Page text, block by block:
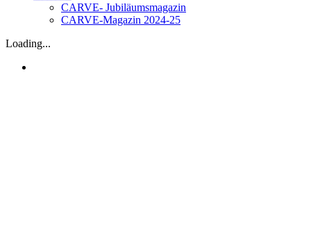
CARVE- Jubiläumsmagazin
CARVE-Magazin 2024-25
Loading...